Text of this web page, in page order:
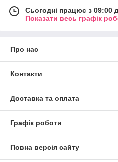
Сьогодні працює з 09:00
Показати весь графік
Про нас
Контакти
Доставка та оплата
Графік роботи
Повна версія сайту